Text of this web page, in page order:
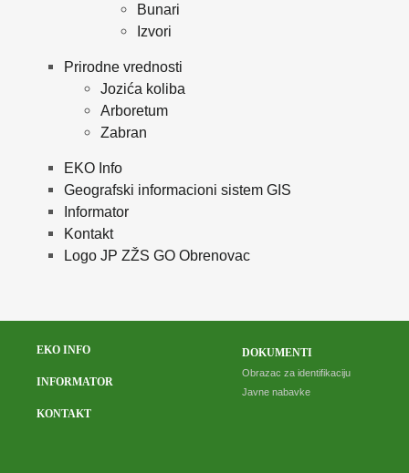
Bunari
Izvori
Prirodne vrednosti
Jozića koliba
Arboretum
Zabran
EKO Info
Geografski informacioni sistem GIS
Informator
Kontakt
Logo JP ZŽS GO Obrenovac
EKO INFO
INFORMATOR
KONTAKT
DOKUMENTI
Obrazac za identifikaciju
Javne nabavke